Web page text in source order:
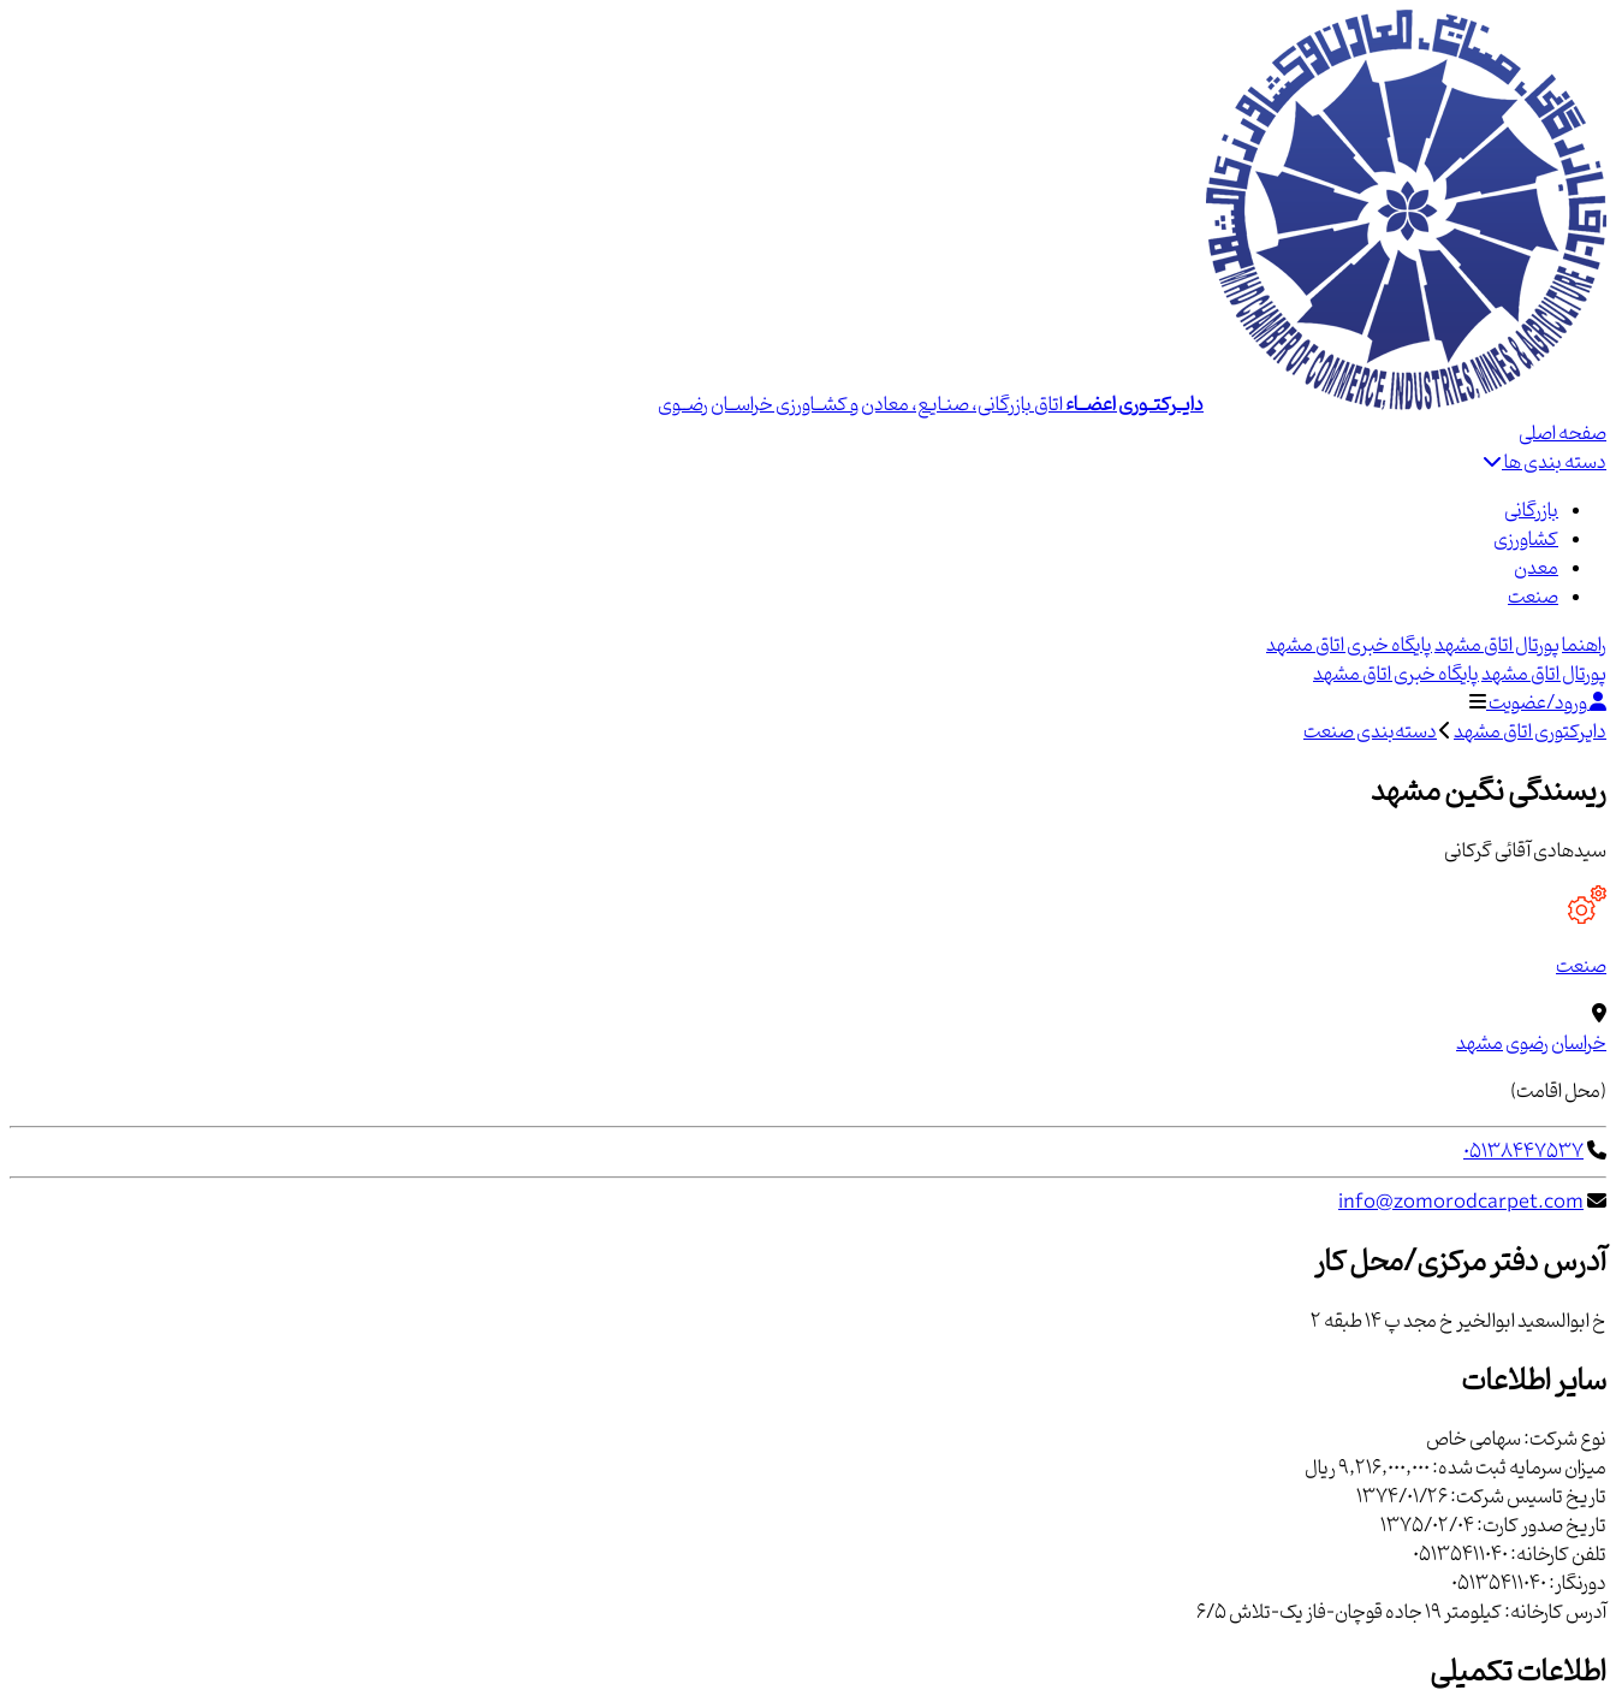
دایــرکتــوری اعضــاءاتاق بازرگانی، صنـایع، معادن و کشــاورزی خراســان رضــوی
صفحه اصلی
دسته بندی ها
بازرگانی
کشاورزی
معدن
صنعت
راهنماپورتال اتاق مشهدپایگاه خبری اتاق مشهد
پورتال اتاق مشهدپایگاه خبری اتاق مشهد
ورود/عضویت
دایرکتوری اتاق مشهد دسته‌بندی صنعت
ریسندگی نگین مشهد
سیدهادی آقائی گرکانی
صنعت
خراسان رضویمشهد
(محل اقامت)
05138447537
info@zomorodcarpet.com
آدرس دفتر مرکزی/محل کار
خ ابوالسعيد ابوالخير خ مجد پ 14 طبقه 2
سایر اطلاعات
نوع شرکت:سهامی خاص
میزان سرمایه ثبت شده:9,216,000,000 ریال
تاریخ تاسیس شرکت:1374/01/26
تاریخ صدور کارت:1375/02/04
تلفن کارخانه:05135411040
دورنگار:05135411040
آدرس کارخانه:کیلومتر 19 جاده قوچان-فاز یک-تلاش 6/5
اطلاعات تکمیلی